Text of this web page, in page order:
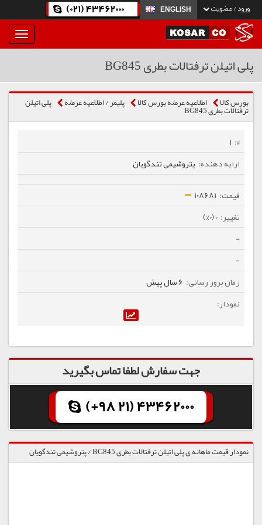
ورود / عضویت ENGLISH
(021) 43462000
بار
و
پلی اتیلن ترفتالات بطری BG845
بورس کالا اطلاعیه عرضه بورس کالا پلیمر / اطلاعیه عرضه پلی اتیلن
ترفتالات بطری BG845
1
پتروشیمی تندگویان
108681
0 (0%)
-
-
6 سال پیش
جهت سفارش لطفا تماس بگیرید
(+98 21) 43462000
نمودار قیمت ماهانه ی پلی اتیلن ترفتالات بطری BG845 / پتروشیمی تندگویان